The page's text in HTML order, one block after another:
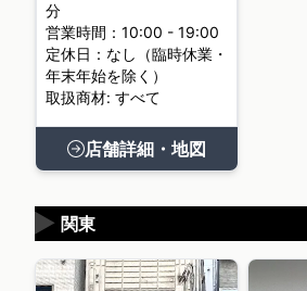
分
営業時間：10:00 - 19:00
定休日：なし（臨時休業・
年末年始を除く）
取扱商材: すべて
店舗詳細・地図
関東
▶